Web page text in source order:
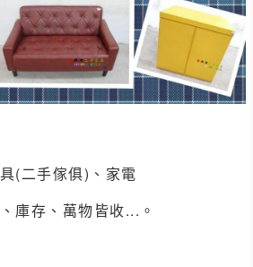
(二手傢俱)、家電
庫存、萬物皆收...。